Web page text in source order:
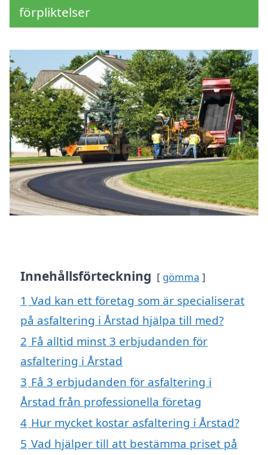
förpliktelser
Innehållsförteckning gömma
1 Vad kan ett företag som är specialiserat
på asfaltering i Årstad hjälpa till med?
2 Få alltid minst 3 erbjudanden för
asfaltering i Årstad
3 Få 3 erbjudanden för asfaltering i
Årstad från professionella företag
4 Hur mycket kostar asfaltering i Årstad?
5 Vad hjälper till att bestämma priset på